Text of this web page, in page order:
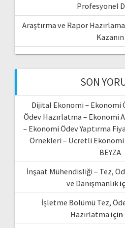
Profesyonel
Araştırma ve Rapor
Kazanın
SON
Dijital Ekonomi – Ekonomi
Ödev Hazırlatma – Ekonomi
– Ekonomi Ödev Yaptırma
Örnekleri – Ücretli Ekonomi
BEYZA
İnşaat Mühendisliği – Tez,
ve Danışmanlık
İşletme Bölümü Tez,
Hazırlatma için